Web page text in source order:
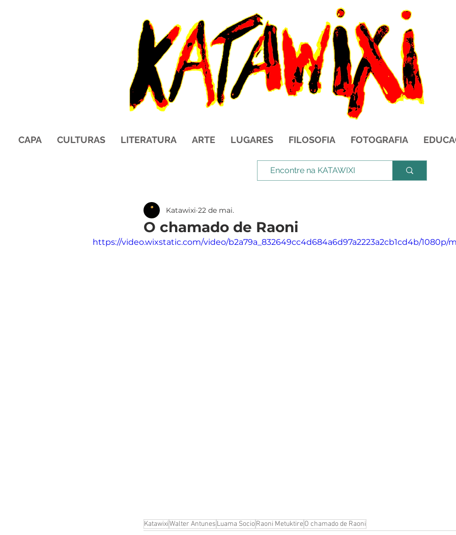
CAPA CULTURAS LITERATURA ARTE LUGARES FILOSOFIA FOTOGRAFIA
O chamado de Raoni
Katawixi 22 de mai.
https://video.wixstatic.com/video/b2a79a_832649cc4d684a6d97a2223a2cb1cd4b/1080p/
KatawixiWalter Antunes Luama SocioRaoni MetuktireO chamado de Raoni